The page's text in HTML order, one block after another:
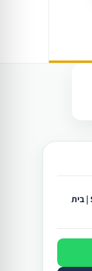
Shangri-La Boracay Resort and Spa | בית